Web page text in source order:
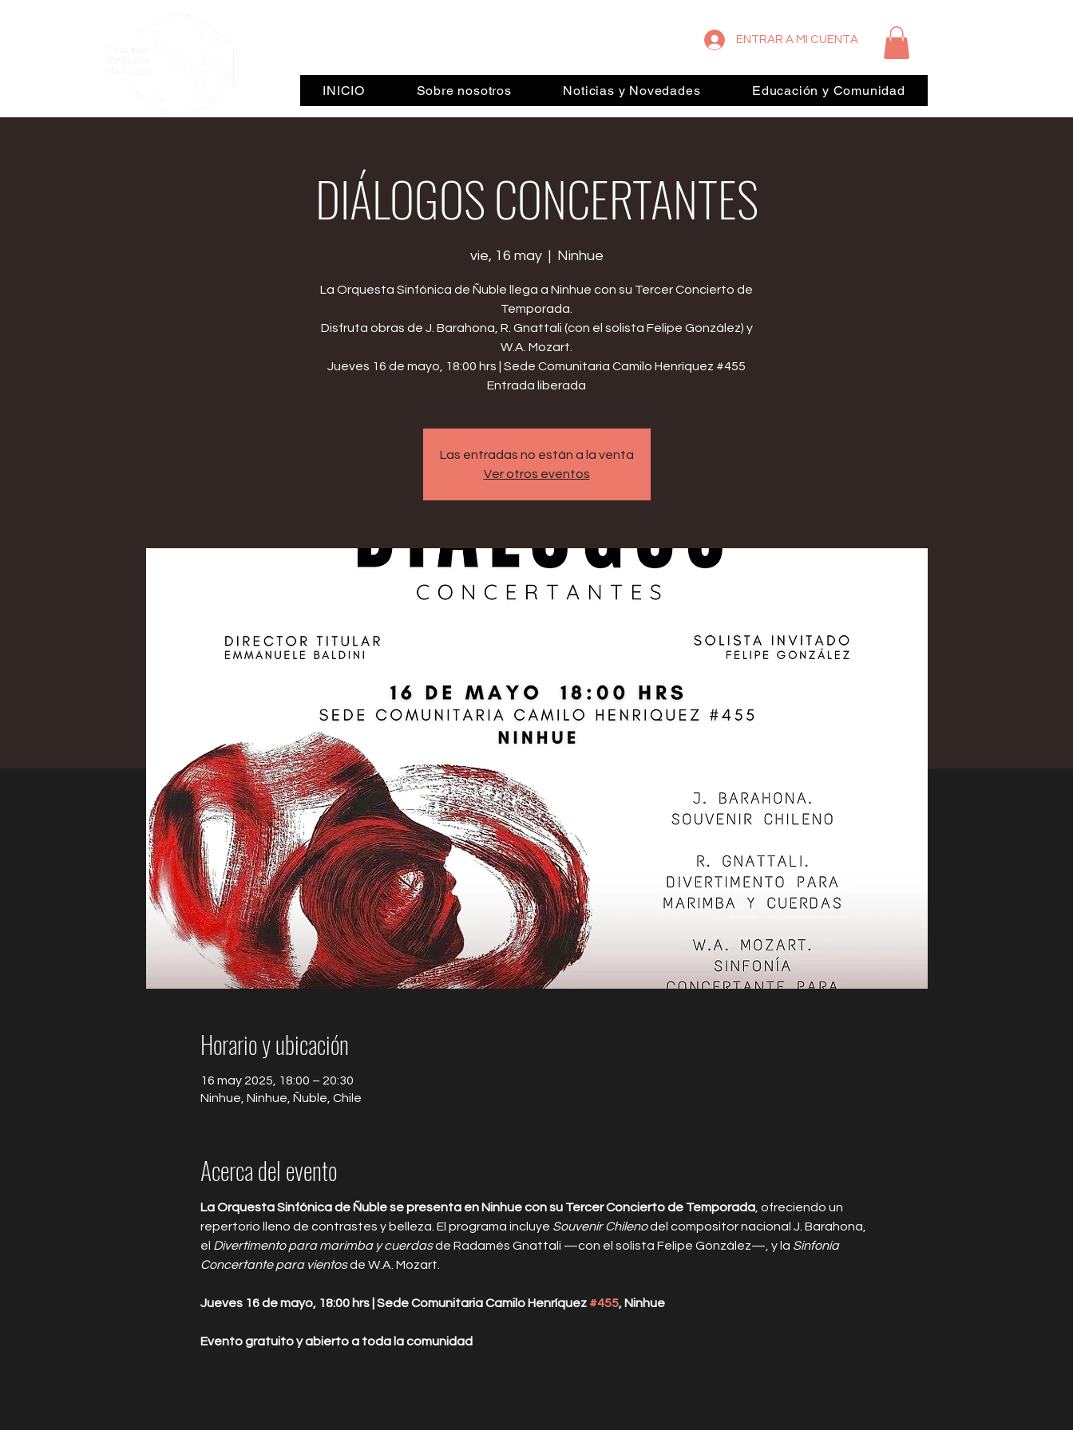
ENTRAR A MI CUENTA
INICIO Sobre nosotros Noticias y Novedades Educación y Comunidad
DIÁLOGOS CONCERTANTES
vie, 16 may
  |
Ninhue
La Orquesta Sinfónica de Ñuble llega a Ninhue con su Tercer Concierto de
Temporada.
Disfruta obras de J. Barahona, R. Gnattali (con el solista Felipe González) y
W.A. Mozart.
Jueves 16 de mayo, 18:00 hrs | Sede Comunitaria Camilo Henríquez #455
Entrada liberada
Las entradas no están a la venta
Ver otros eventos
Horario y ubicación
16 may 2025, 18:00 – 20:30
Ninhue, Ninhue, Ñuble, Chile
Acerca del evento
La Orquesta Sinfónica de Ñuble se presenta en Ninhue con su Tercer Concierto de Temporada, ofreciendo un
repertorio lleno de contrastes y belleza. El programa incluye Souvenir Chileno del compositor nacional J. Barahona,
el Divertimento para marimba y cuerdas de Radamés Gnattali —con el solista Felipe González—, y la Sinfonía
Concertante para vientos de W.A. Mozart.
Jueves 16 de mayo, 18:00 hrs | Sede Comunitaria Camilo Henríquez #455, Ninhue
Evento gratuito y abierto a toda la comunidad